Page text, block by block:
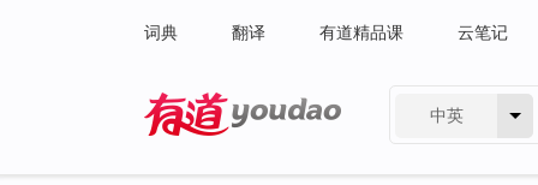
词典 翻译 有道精品课 云笔记
中英